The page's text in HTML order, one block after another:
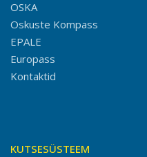
OSKA
Oskuste Kompass
EPALE
Europass
Kontaktid
KUTSESÜSTEEM